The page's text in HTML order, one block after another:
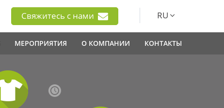
Свяжитесь с нами RU
МЕРОПРИЯТИЯ О КОМПАНИИ КОНТАКТЫ